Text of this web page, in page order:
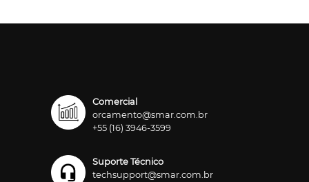
Comercial
orcamento@smar.com.br
+55 (16) 3946-3599
Suporte Técnico
techsupport@smar.com.br